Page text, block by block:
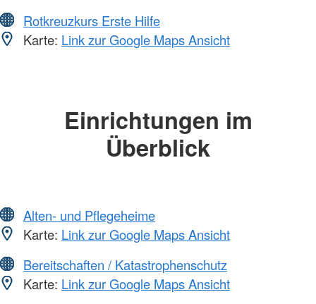
Rotkreuzkurs Erste Hilfe
Karte: Link zur Google Maps Ansicht
Einrichtungen im
Überblick
Alten- und Pflegeheime
Karte: Link zur Google Maps Ansicht
Bereitschaften / Katastrophenschutz
Karte: Link zur Google Maps Ansicht